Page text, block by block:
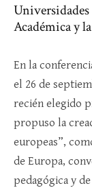
Académica y
En la
el 26 de
recién elegido
propuso la
europeas”,
de Europa,
pedagógica y